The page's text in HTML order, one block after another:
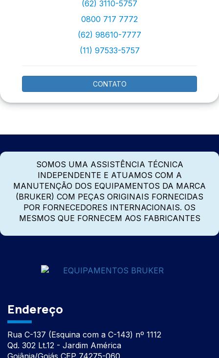
(62) 3110-5757
0800 717 7772
(62) 98610-7777
(11) 97533-5757
CONTATO
SOMOS UMA ASSISTÊNCIA TÉCNICA
INDEPENDENTE E ATUAMOS COM A
MANUTENÇÃO DOS EQUIPAMENTOS DA MARCA
(BRUKER) COM PEÇAS ORIGINAIS FORNECIDAS
POR FORNECEDORES INTERNACIONAIS. OS
MESMOS QUE FORNECEM AOS FABRICANTES
Endereço
Rua C-137 (Esquina com a C-143) nº 1112
Qd. 302 Lt.12 - Jardim América